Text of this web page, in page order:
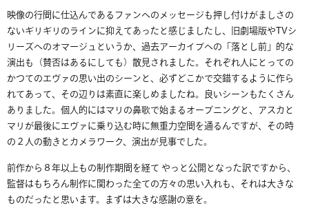
映像の行間に仕込んであるファンへのメッセージも押し付けがましさの
ないギリギリのラインに抑えてあったと感じましたし、旧劇場版やTVシ
リーズへのオマージュというか、過去アーカイブへの「落とし前」的な
演出も（賛否はあるにしても）散見されました。それぞれ人にとっての
かつてのエヴァの思い出のシーンと、必ずどこかで交錯するように作ら
れてあって、その辺りは素直に楽しめましたね。良いシーンもたくさん
ありました。個人的にはマリの鼻歌で始まるオープニングと、アスカと
マリが最後にエヴァに乗り込む時に無重力空間を通るんですが、その時
の２人の動きとカメラワーク、演出が見事でした。
前作から８年以上もの制作期間を経て やっと公開となった訳ですから、
監督はもちろん制作に関わった全ての方々の思い入れも、それは大きな
ものだったと思います。まずは大きな感謝の意を。